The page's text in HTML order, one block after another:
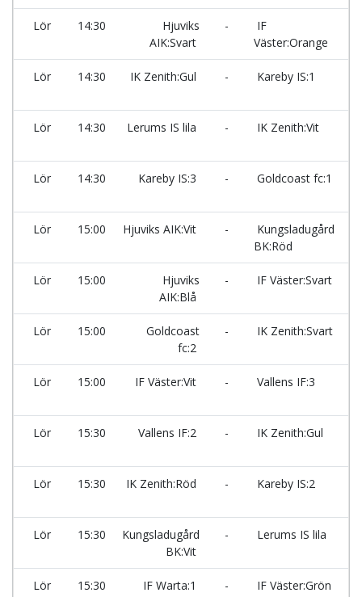
Lör 14:30
Hjuviks
AIK:Svart
-
IF
Väster:Orange
Lör 14:30 IK Zenith:Gul -
Kareby IS:1
Lör 14:30 Lerums IS lila -
IK Zenith:Vit
Lör 14:30 Kareby IS:3 -
Goldcoast fc:1
Lör 15:00 Hjuviks AIK:Vit -
Kungsladugård
BK:Röd
Lör 15:00
Hjuviks
AIK:Blå
-
IF Väster:Svart
Lör 15:00
Goldcoast
fc:2
-
IK Zenith:Svart
Lör 15:00 IF Väster:Vit -
Vallens IF:3
Lör 15:30 Vallens IF:2 -
IK Zenith:Gul
Lör 15:30 IK Zenith:Röd -
Kareby IS:2
Lör 15:30
Kungsladugård
BK:Vit
-
Lerums IS lila
Lör 15:30 IF Warta:1 -
IF Väster:Grön